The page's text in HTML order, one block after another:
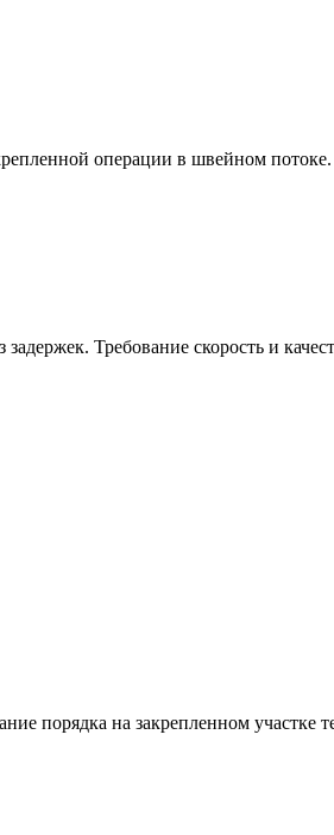
операции в швейном
Требование скорость и
на закрепленном участке